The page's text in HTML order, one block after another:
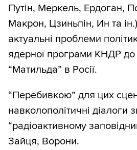
Путін, Меркель, Ердоган,
Макрон, Цзиньпін, Ин та
актуальні проблеми
ядерної програми КНДР до
“Матильда” в Росії.
“Перебивкою” для цих
навколополітичні діалоги
“радіоактивному
Зайця, Ворони.